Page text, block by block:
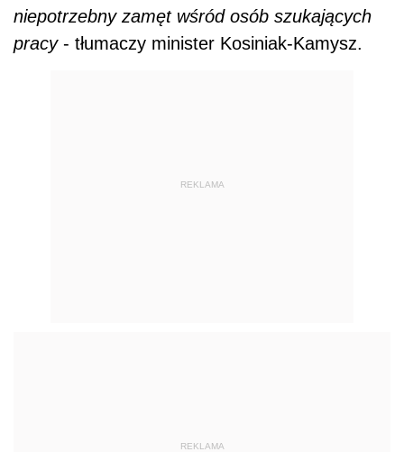
niepotrzebny zamęt wśród osób szukających
pracy- tłumaczy minister Kosiniak-Kamysz.
REKLAMA
REKLAMA